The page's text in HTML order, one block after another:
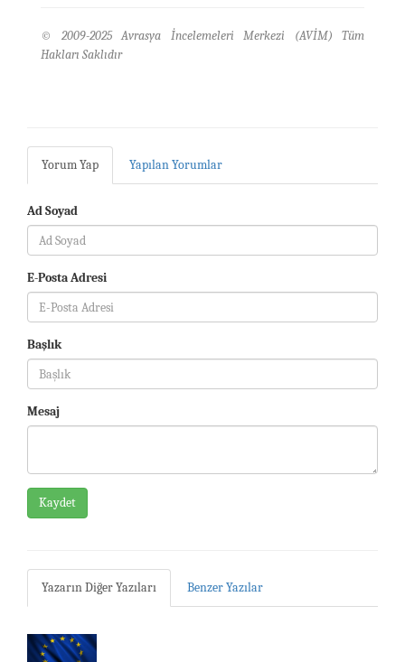
© 2009-2025 Avrasya İncelemeleri Merkezi (AVİM) Tüm
Hakları Saklıdır
Yorum Yap Yapılan Yorumlar
Ad Soyad
E-Posta Adresi
Başlık
Mesaj
Kaydet
Yazarın Diğer Yazıları Benzer Yazılar